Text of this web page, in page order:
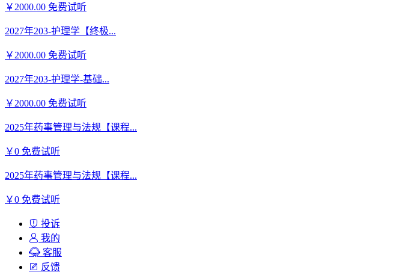
￥2000.00 免费试听
2027年203-护理学【终极...
￥2000.00 免费试听
2027年203-护理学-基础...
￥2000.00 免费试听
2025年药事管理与法规【课程...
￥0 免费试听
2025年药事管理与法规【课程...
￥0 免费试听
投诉
我的
客服
反馈